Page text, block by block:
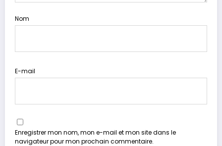
Nom
E-mail
Enregistrer mon nom, mon e-mail et mon site dans le
navigateur pour mon prochain commentaire.